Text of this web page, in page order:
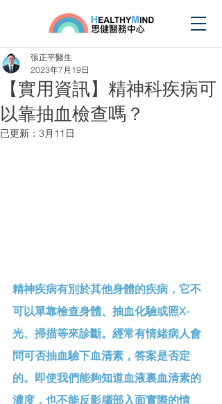
【實用資訊】精神科疾病可
以靠抽血檢查嗎？
張正平醫生
2023年7月19日
已更新： 3月11日
精神疾病有別於其他身體的疾病，它不
可以單靠檢查身體、抽血化驗或照X-
光、掃描等來診斷。經常有情緒病人會
問可否抽血驗下血清素，答案是否定
的。即使我們能夠知道血液裏血清素的
濃度，也不能反影腦部入面實際的情